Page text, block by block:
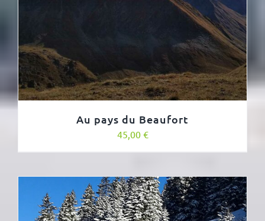
Au pays du Beaufort
45,00 €